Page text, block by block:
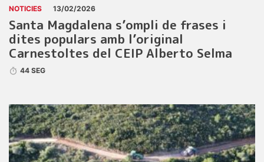
NOTICIES 13/02/2026
Santa Magdalena s’ompli de frases i
dites populars amb l’original
Carnestoltes del CEIP Alberto Selma
44 SEG